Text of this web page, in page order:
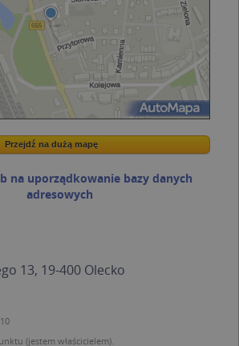
swoją stronę
Przejdź na dużą mapę
Przejdź na dużą mapę
na uporządkowanie bazy danych
adresowych
13, 19-400 Olecko
(jestem właścicielem).